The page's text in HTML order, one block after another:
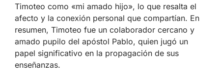
Timoteo como «mi amado hijo», lo que resalta el
afecto y la conexión personal que compartían. En
resumen, Timoteo fue un colaborador cercano y
amado pupilo del apóstol Pablo, quien jugó un
papel significativo en la propagación de sus
enseñanzas.